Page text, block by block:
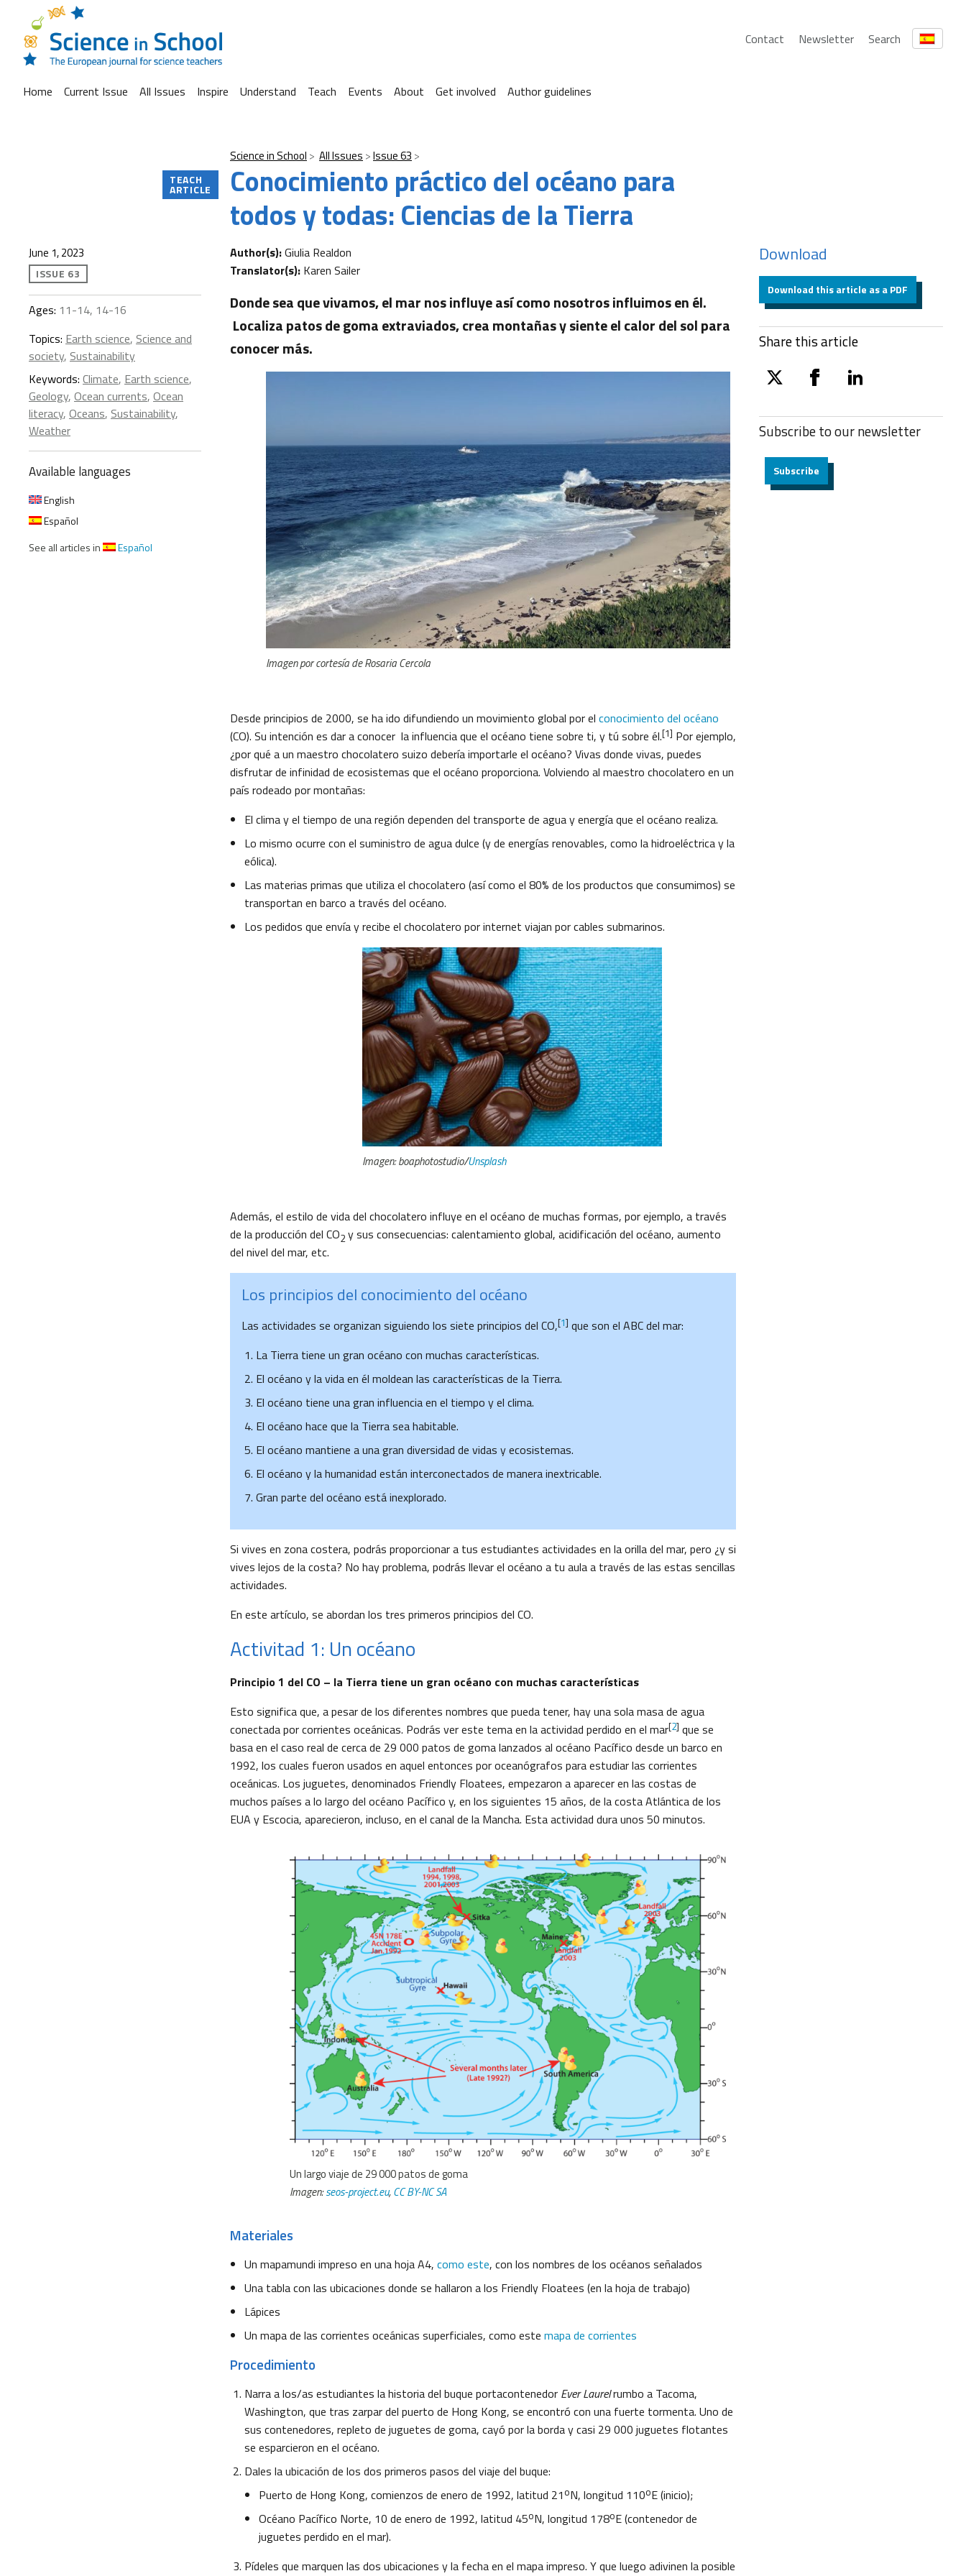
Contact Newsletter Search
Home Current Issue All Issues Inspire Understand Teach Events About Get involved Author guidelines
Science in School All Issues Issue 63
Conocimiento práctico del océano para
todos y todas: Ciencias de la Tierra
TEACH
ARTICLE
June 1, 2023
ISSUE 63
Ages: 11-14, 14-16
Topics: Earth science, Science and
society, Sustainability
Keywords: Climate, Earth science,
Geology, Ocean currents, Ocean
literacy, Oceans, Sustainability,
Weather
Available languages
English
Español
See all articles in
Español
Author(s):Giulia Realdon
Translator(s): Karen Sailer
Donde sea que vivamos, el mar nos influye así como nosotros influimos en él.
Localiza patos de goma extraviados, crea montañas y siente el calor del sol para
conocer más.
Imagen por cortesía de Rosaria Cercola
Desde principios de 2000, se ha ido difundiendo un movimiento global por el conocimiento del océano
(CO). Su intención es dar a conocer la influencia que el océano tiene sobre ti, y tú sobre él.[1] Por ejemplo,
¿por qué a un maestro chocolatero suizo debería importarle el océano? Vivas donde vivas, puedes
disfrutar de infinidad de ecosistemas que el océano proporciona. Volviendo al maestro chocolatero en un
país rodeado por montañas:
El clima y el tiempo de una región dependen del transporte de agua y energía que el océano realiza.
Lo mismo ocurre con el suministro de agua dulce (y de energías renovables, como la hidroeléctrica y la
eólica).
Las materias primas que utiliza el chocolatero (así como el 80% de los productos que consumimos) se
transportan en barco a través del océano.
Los pedidos que envía y recibe el chocolatero por internet viajan por cables submarinos.
Imagen: boaphotostudio/Unsplash
Además, el estilo de vida del chocolatero influye en el océano de muchas formas, por ejemplo, a través
de la producción del CO2 y sus consecuencias: calentamiento global, acidificación del océano, aumento
del nivel del mar, etc.
Los principios del conocimiento del océano
Las actividades se organizan siguiendo los siete principios del CO,[1] que son el ABC del mar:
La Tierra tiene un gran océano con muchas características.
El océano y la vida en él moldean las características de la Tierra.
El océano tiene una gran influencia en el tiempo y el clima.
El océano hace que la Tierra sea habitable.
El océano mantiene a una gran diversidad de vidas y ecosistemas.
El océano y la humanidad están interconectados de manera inextricable.
Gran parte del océano está inexplorado.
Si vives en zona costera, podrás proporcionar a tus estudiantes actividades en la orilla del mar, pero ¿y si
vives lejos de la costa? No hay problema, podrás llevar el océano a tu aula a través de las estas sencillas
actividades.
En este artículo, se abordan los tres primeros principios del CO.
Activitad 1: Un océano
Principio 1 del CO – la Tierra tiene un gran océano con muchas características
Esto significa que, a pesar de los diferentes nombres que pueda tener, hay una sola masa de agua
conectada por corrientes oceánicas. Podrás ver este tema en la actividad perdido en el mar[2] que se
basa en el caso real de cerca de 29 000 patos de goma lanzados al océano Pacífico desde un barco en
1992, los cuales fueron usados en aquel entonces por oceanógrafos para estudiar las corrientes
oceánicas. Los juguetes, denominados Friendly Floatees, empezaron a aparecer en las costas de
muchos países a lo largo del océano Pacífico y, en los siguientes 15 años, de la costa Atlántica de los
EUA y Escocia, aparecieron, incluso, en el canal de la Mancha. Esta actividad dura unos 50 minutos.
Un largo viaje de 29 000 patos de goma
Imagen:seos-project.eu,CC BY-NC SA
Materiales
Un mapamundi impreso en una hoja A4, como este, con los nombres de los océanos señalados
Una tabla con las ubicaciones donde se hallaron a los Friendly Floatees (en la hoja de trabajo)
Lápices
Un mapa de las corrientes oceánicas superficiales, como este mapa de corrientes
Procedimiento
Narra a los/as estudiantes la historia del buque portacontenedor Ever Laurelrumbo a Tacoma,
Washington, que tras zarpar del puerto de Hong Kong, se encontró con una fuerte tormenta. Uno de
sus contenedores, repleto de juguetes de goma, cayó por la borda y casi 29 000 juguetes flotantes
se esparcieron en el océano.
Dales la ubicación de los dos primeros pasos del viaje del buque:
Puerto de Hong Kong, comienzos de enero de 1992, latitud 21 oN, longitud 110oE (inicio);
Océano Pacífico Norte, 10 de enero de 1992, latitud 45oN, longitud 178oE (contenedor de
juguetes perdido en el mar).
Pídeles que marquen las dos ubicaciones y la fecha en el mapa impreso. Y que luego adivinen la posible
Download
Download this article as a PDF
Share this article
twitter facebooklinkedin
Subscribe to ournewsletter
Subscribe